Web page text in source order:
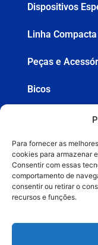
Para fornecer as
cookies para armazenar
Consentir com essas
comportamento de
consentir ou retirar o
recursos e funções.
Dispositivos
Linha Compacta
Peças e
Bicos
Pistolas